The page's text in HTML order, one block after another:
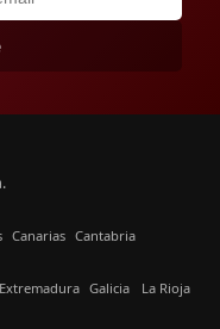
Canarias Cantabria
Extremadura Galicia La Rioja